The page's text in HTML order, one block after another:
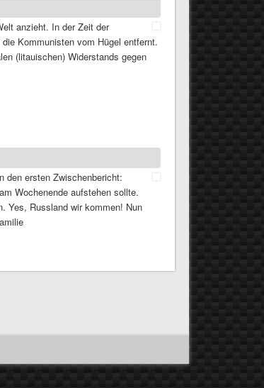
anzieht. In der Zeit der
Kommunisten vom Hügel entfernt.
(litauischen) Widerstands gegen
den ersten Zwischenbericht:
Wochenende aufstehen sollte.
Yes, Russland wir kommen! Nun